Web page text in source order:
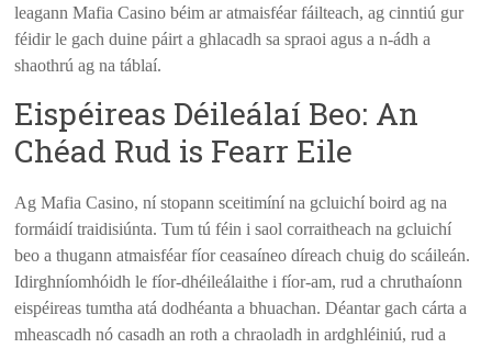
leagann Mafia Casino béim ar atmaisféar fáilteach, ag cinntiú gur
féidir le gach duine páirt a ghlacadh sa spraoi agus a n-ádh a
shaothrú ag na táblaí.
Eispéireas Déileálaí Beo: An
Chéad Rud is Fearr Eile
Ag Mafia Casino, ní stopann sceitimíní na gcluichí boird ag na
formáidí traidisiúnta. Tum tú féin i saol corraitheach na gcluichí
beo a thugann atmaisféar fíor ceasaíneo díreach chuig do scáileán.
Idirghníomhóidh le fíor-dhéileálaithe i fíor-am, rud a chruthaíonn
eispéireas tumtha atá dodhéanta a bhuachan. Déantar gach cárta a
mheascadh nó casadh an roth a chraoladh in ardghléiniú, rud a